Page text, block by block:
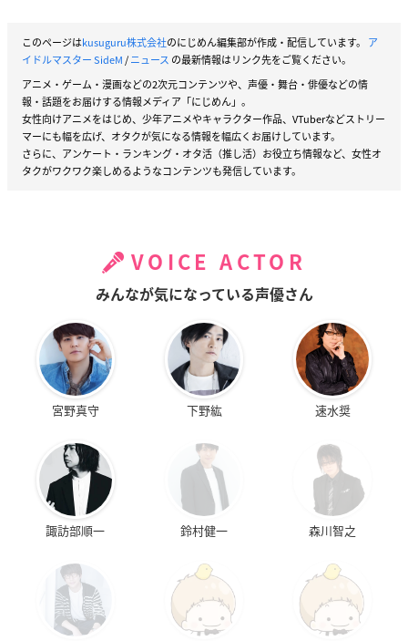
このページはkusuguru株式会社のにじめん編集部が作成・配信しています。 ア
イドルマスター SideM/ニュース の最新情報はリンク先をご覧ください。
アニメ・ゲーム・漫画などの2次元コンテンツや、声優・舞台・俳優などの情
報・話題をお届けする情報メディア「にじめん」。
女性向けアニメをはじめ、少年アニメやキャラクター作品、VTuberなどストリー
マーにも幅を広げ、オタクが気になる情報を幅広くお届けしています。
さらに、アンケート・ランキング・オタ活（推し活）お役立ち情報など、女性オ
タクがワクワク楽しめるようなコンテンツも発信しています。
VOICE ACTOR
みんなが気になっている声優さん
宮野真守 下野紘 速水奨
諏訪部順一 鈴村健一 森川智之